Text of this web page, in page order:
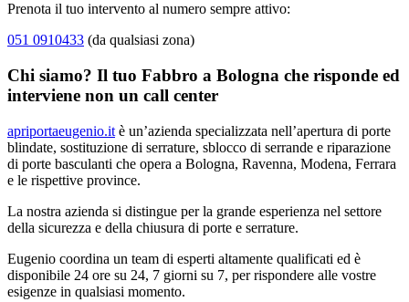
Prenota il tuo intervento al numero sempre attivo:
051 0910433 (da qualsiasi zona)
Chi siamo? Il tuo Fabbro a Bologna che risponde ed
interviene non un call center
apriportaeugenio.it è un’azienda specializzata nell’apertura di porte
blindate, sostituzione di serrature, sblocco di serrande e riparazione
di porte basculanti che opera a Bologna, Ravenna, Modena, Ferrara
e le rispettive province.
La nostra azienda si distingue per la grande esperienza nel settore
della sicurezza e della chiusura di porte e serrature.
Eugenio coordina un team di esperti altamente qualificati ed è
disponibile 24 ore su 24, 7 giorni su 7, per rispondere alle vostre
esigenze in qualsiasi momento.